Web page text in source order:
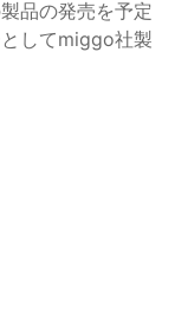
品の発売を予定
してmiggo社製